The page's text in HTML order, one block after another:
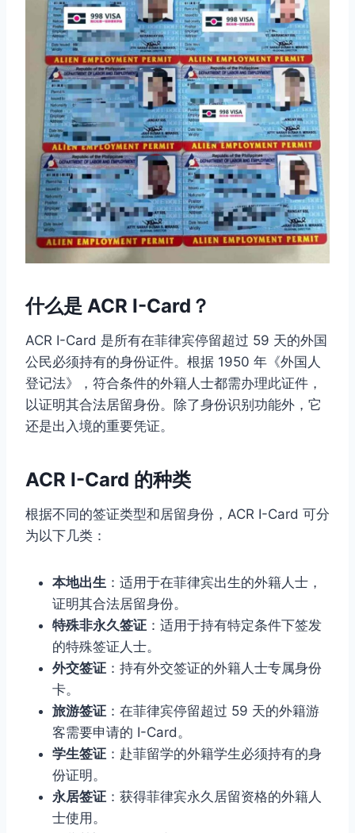
什么是 ACR I-Card？
ACR I-Card 是所有在菲律宾停留超过 59 天的外国
公民必须持有的身份证件。根据 1950 年《外国人
登记法》，符合条件的外籍人士都需办理此证件，
以证明其合法居留身份。除了身份识别功能外，它
还是出入境的重要凭证。
ACR I-Card 的种类
根据不同的签证类型和居留身份，ACR I-Card 可分
为以下几类：
本地出生 ：适用于在菲律宾出生的外籍人士，
证明其合法居留身份。
特殊非永久签证 ：适用于持有特定条件下签发
的特殊签证人士。
外交签证 ：持有外交签证的外籍人士专属身份
卡。
旅游签证 ：在菲律宾停留超过 59 天的外籍游
客需要申请的 I-Card。
学生签证 ：赴菲留学的外籍学生必须持有的身
份证明。
永居签证 ：获得菲律宾永久居留资格的外籍人
士使用。